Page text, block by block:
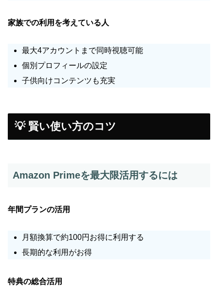
家族での利用を考えている人
最大4アカウントまで同時視聴可能
個別プロフィールの設定
子供向けコンテンツも充実
💡 賢い使い方のコツ
Amazon Primeを最大限活用するには
年間プランの活用
月額換算で約100円お得に利用する
長期的な利用がお得
特典の総合活用